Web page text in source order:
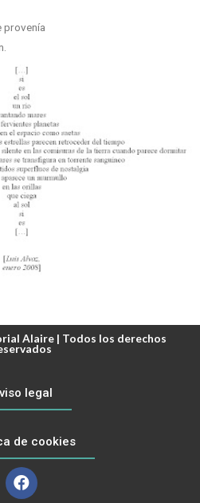
provenía
Alaire | Todos los derechos
legal
de cookies